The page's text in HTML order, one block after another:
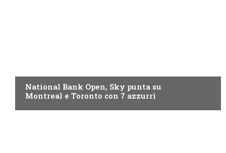
National Bank Open, Sky punta su
Montreal e Toronto con 7 azzurri